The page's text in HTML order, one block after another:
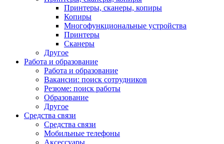
Принтеры, сканеры, копиры
Копиры
Многофункциональные устройства
Принтеры
Сканеры
Другое
Работа и образование
Работа и образование
Вакансии: поиск сотрудников
Резюме: поиск работы
Образование
Другое
Средства связи
Средства связи
Мобильные телефоны
Аксессуары